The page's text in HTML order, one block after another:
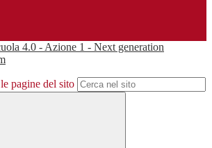
4.0 - Azione 1 - Next generation
pagine del sito